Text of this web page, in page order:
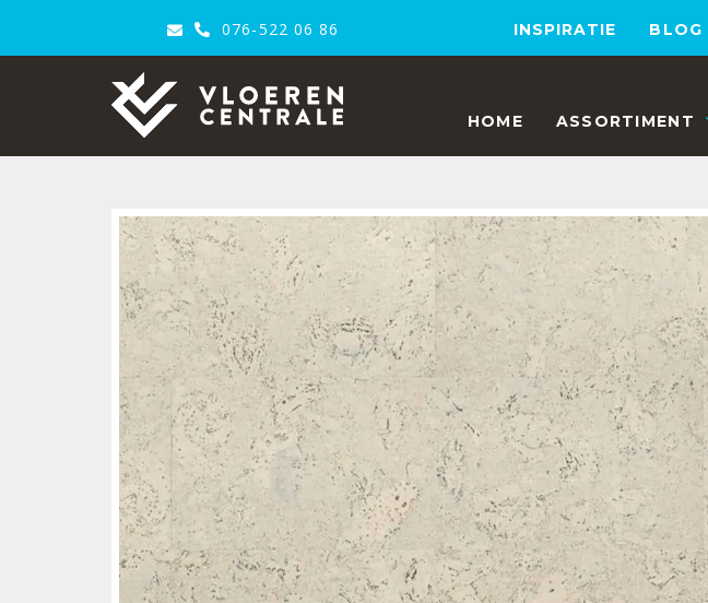
076-522 06 86 INSPIRATIE BLOG
VloerenCentrale
HOME ASSORTIMENT